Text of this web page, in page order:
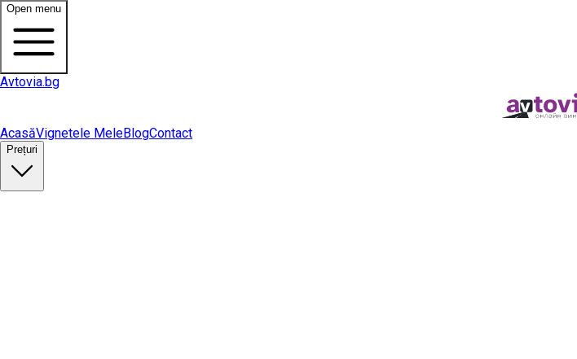
Open menu
Avtovia.bg
AcasăVignetele MeleBlogContact
Prețuri